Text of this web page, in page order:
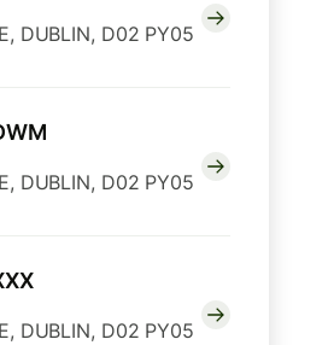
DUBLIN, D02 PY05
DUBLIN, D02 PY05
DUBLIN, D02 PY05